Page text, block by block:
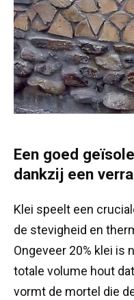
Een goed
dankzij een
Klei speelt een
de stevigheid en
Ongeveer 20% klei is
totale volume hout
vormt de mortel die